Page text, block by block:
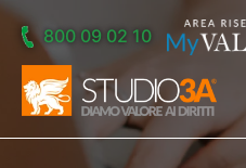
Skip to main content
800 09 02 10